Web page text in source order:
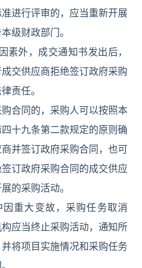
进行评审的，应当重新开展
级财政部门。
素外，成交通知书发出后，
交供应商拒绝签订政府采购
责任。
合同的，采购人可以按照本
十九条第二款规定的原则确
并签订政府采购合同，也可
订政府采购合同的成交供应
的采购活动。
重大变故，采购任务取消
应当终止采购活动，通知所
将项目实施情况和采购任务